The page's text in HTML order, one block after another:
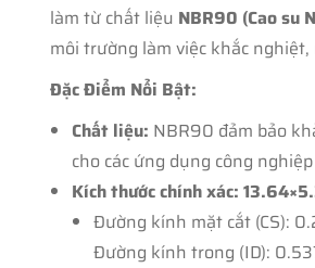
làm từ chất liệu NBR90 (Cao su
môi trường làm việc khắc
Đặc Điểm Nổi Bật:
Chất liệu: NBR90 đảm bảo
cho các ứng dụng công
Kích thước chính xác:
Đường kính mặt cắt (CS):
Đường kính trong (ID):